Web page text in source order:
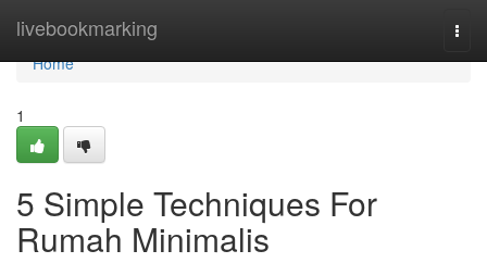
livebookmarking
Home
Home
1
5 Simple Techniques For
Rumah Minimalis